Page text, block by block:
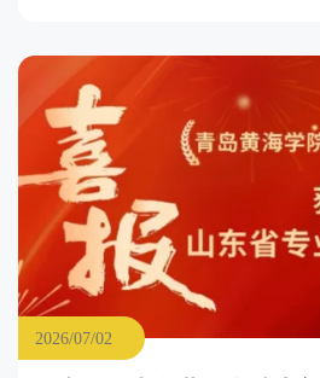
彩》课程优秀教学成果展。
2026/07/02